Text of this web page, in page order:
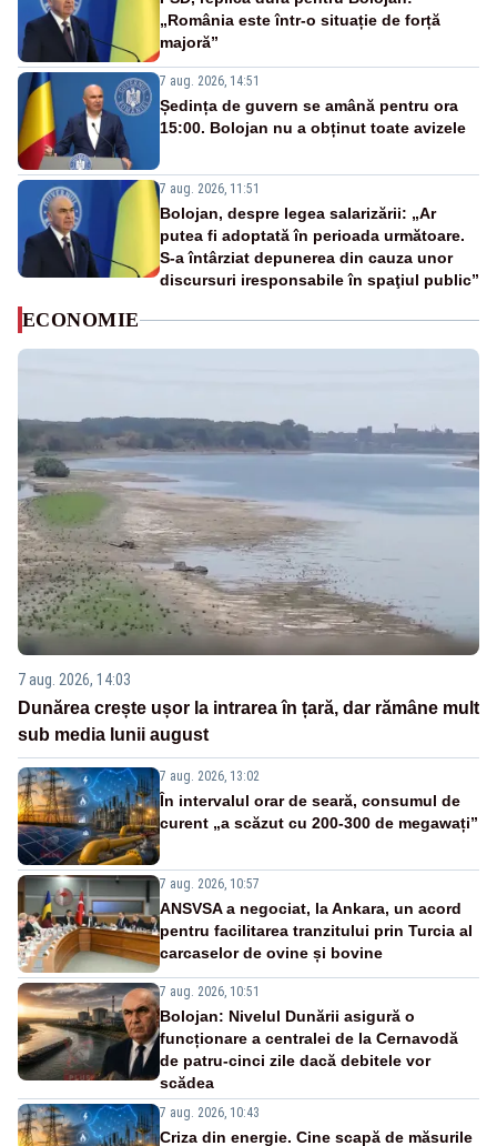
„România este într-o situație de forță
majoră”
7 aug. 2026, 14:51
Ședința de guvern se amână pentru ora
15:00. Bolojan nu a obținut toate avizele
7 aug. 2026, 11:51
Bolojan, despre legea salarizării: „Ar
putea fi adoptată în perioada următoare.
S-a întârziat depunerea din cauza unor
discursuri iresponsabile în spaţiul public”
ECONOMIE
7 aug. 2026, 14:03
Dunărea crește ușor la intrarea în țară, dar rămâne mult
sub media lunii august
7 aug. 2026, 13:02
În intervalul orar de seară, consumul de
curent „a scăzut cu 200-300 de megawați”
7 aug. 2026, 10:57
ANSVSA a negociat, la Ankara, un acord
pentru facilitarea tranzitului prin Turcia al
carcaselor de ovine și bovine
7 aug. 2026, 10:51
Bolojan: Nivelul Dunării asigură o
funcționare a centralei de la Cernavodă
de patru-cinci zile dacă debitele vor
scădea
7 aug. 2026, 10:43
Criza din energie. Cine scapă de măsurile